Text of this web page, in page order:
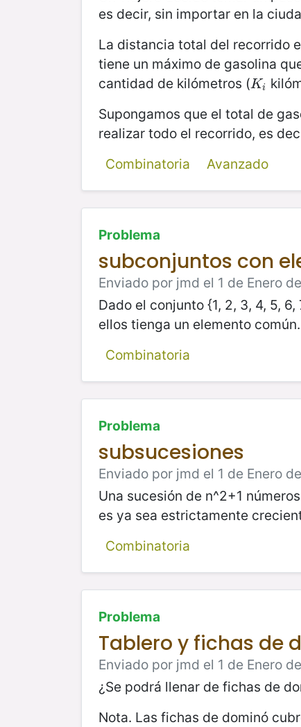
es decir, sin importar en la
La distancia total del recorrido
tiene un máximo de gasolina
cantidad de kilómetros (Ki
Ki
Supongamos que el total de
realizar todo el recorrido, es
Combinatoria
Avanzado
Problema
subconjuntos con
Enviado por jmd el 1 de Enero
Dado el conjunto {1, 2, 3, 4, 5,
ellos tienga un elemento común.
Combinatoria
Problema
subsucesiones
Enviado por jmd el 1 de Enero
Una sucesión de n^2+1
es ya sea estrictamente
Combinatoria
Problema
Tablero y fichas de
Enviado por jmd el 1 de Enero
¿Se podrá llenar de fichas de
Nota. Las fichas de dominó